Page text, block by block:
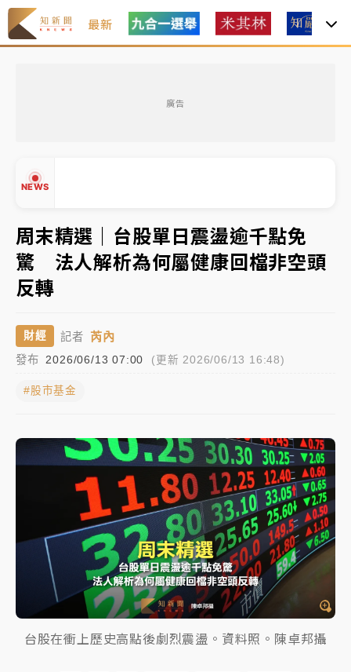
最新
廣告
NEWS
周末精選｜
面手法 郭台銘、蔡英文成關鍵
本周爆款短影音｜ 柯文哲帶電子手鐶拄拐杖現身／周玉
蔻蔡玉真開撕爆料
周末精選｜ 跨境網購族注意！EZ Way若改由政府委
任 預算難關如何解？
蔣萬安的建中同學！47歲法律學霸戰桃園 公開上任首
要3件事
買1送1
38度
周末精選｜ 慈濟遭詐10億完整始末曝！律師掮客大玩兩
面手法 郭台銘、蔡英文成關鍵
本周爆款短影音｜ 柯文哲帶電子手鐶拄拐杖現身／周玉
蔻蔡玉真開撕爆料
周末精選｜ 跨境網購族注意！EZ Way若改由政府委
任 預算難關如何解？
要3件事
▼
周末精選｜台股單日震盪逾千點免
驚 法人解析為何屬健康回檔非空頭
反轉
財經 記者 芮內
發布 2026/06/13 07:00 (更新 2026/06/13 16:48)
#股市基金
台股在衝上歷史高點後劇烈震盪。資料照。陳卓邦攝